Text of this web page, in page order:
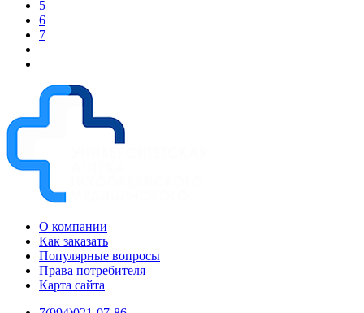
5
6
7
О компании
Как заказать
Популярные вопросы
Права потребителя
Карта сайта